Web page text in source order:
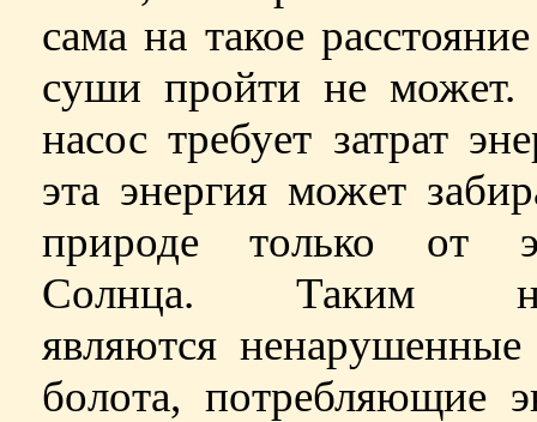
сама на такое
суши пройти не
насос требует затрат
эта энергия может
природе только от
Солнца. Таким
являются
болота, потребляющие